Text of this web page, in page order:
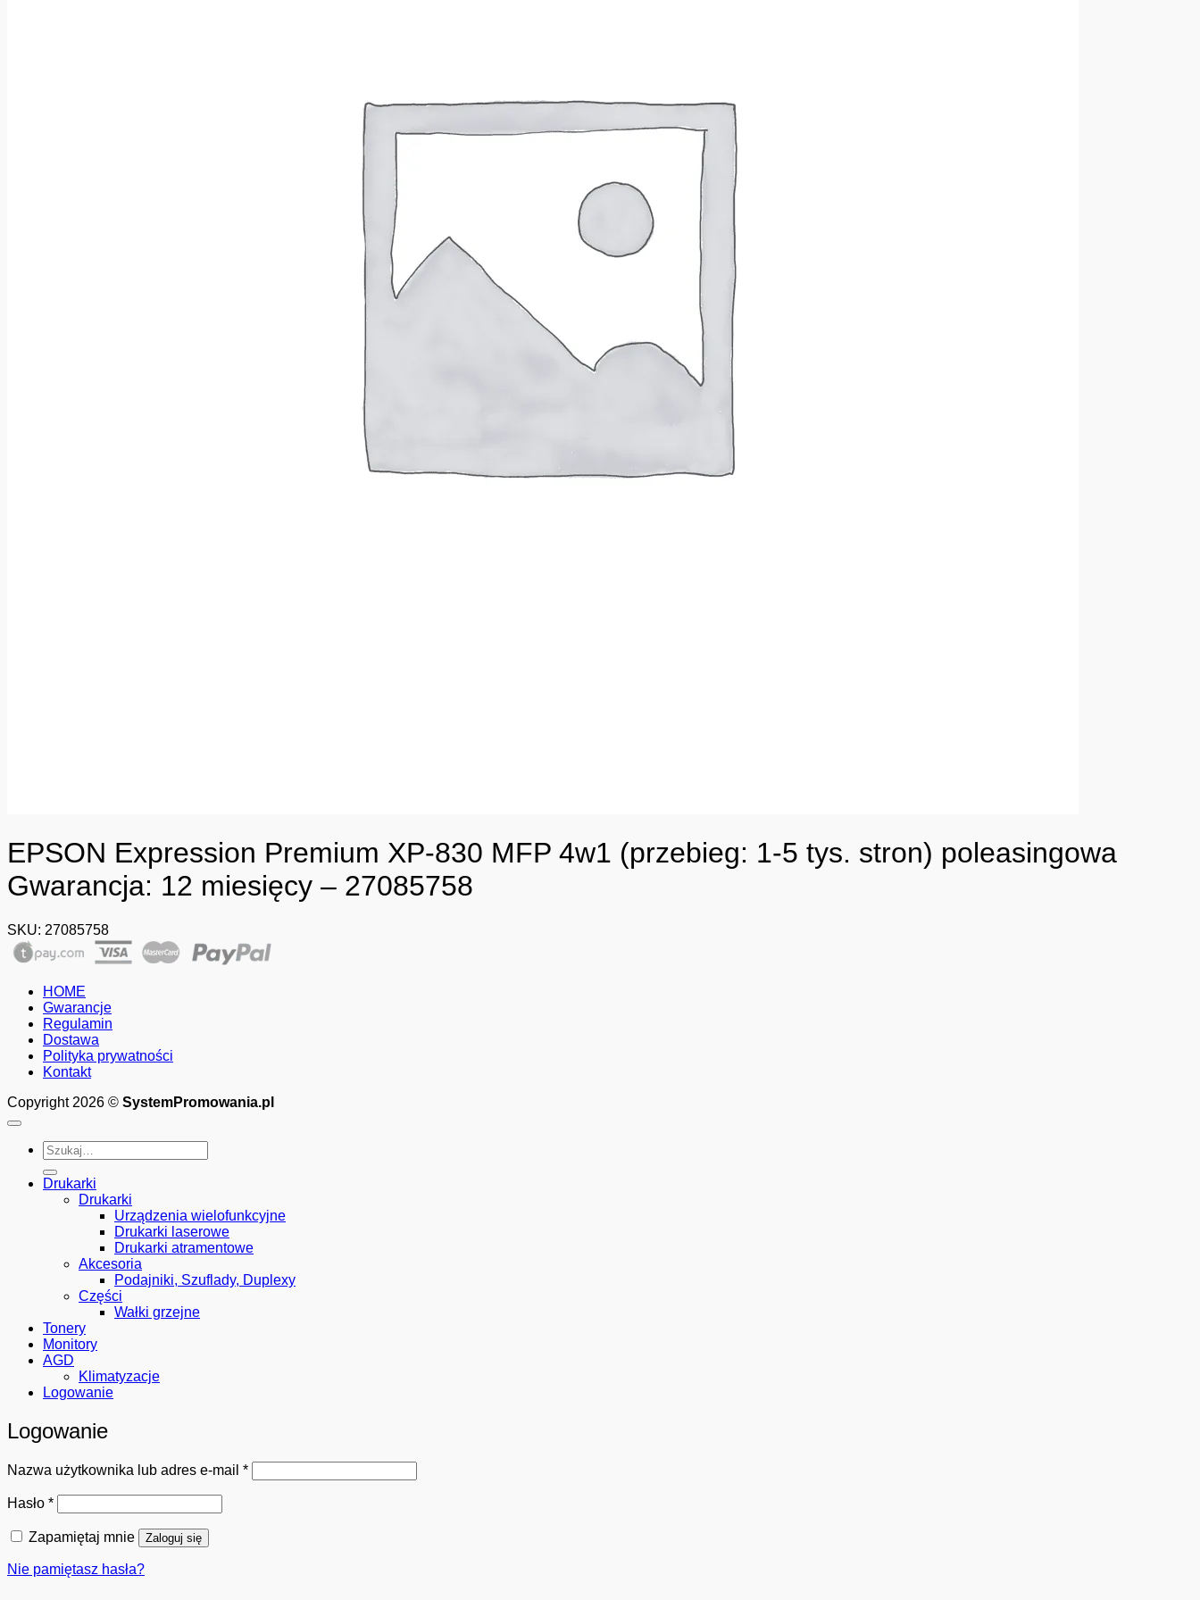
EPSON Expression Premium XP-830 MFP 4w1 (przebieg: 1-5 tys. stron) poleasingowa
Gwarancja: 12 miesięcy – 27085758
SKU: 27085758
HOME
Gwarancje
Regulamin
Dostawa
Polityka prywatności
Kontakt
Copyright 2026 © SystemPromowania.pl
Szukaj:
Drukarki
Drukarki
Urządzenia wielofunkcyjne
Drukarki laserowe
Drukarki atramentowe
Akcesoria
Podajniki, Szuflady, Duplexy
Części
Wałki grzejne
Tonery
Monitory
AGD
Klimatyzacje
Logowanie
Logowanie
Nazwa użytkownika lub adres e-mail *Wymagane
Hasło *Wymagane
Zapamiętaj mnie Zaloguj się
Nie pamiętasz hasła?